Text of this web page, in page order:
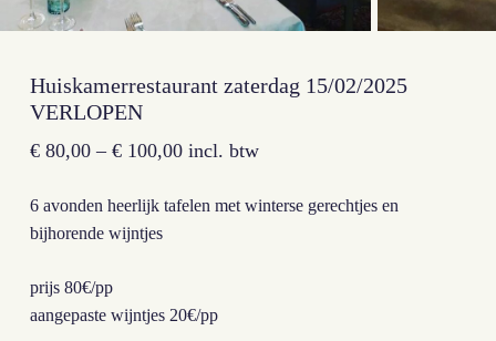
Huiskamerrestaurant zaterdag 15/02/2025
VERLOPEN
€80,00– €100,00 incl. btw
6 avonden heerlijk tafelen met winterse gerechtjes en
bijhorende wijntjes
prijs 80€/pp
aangepaste wijntjes 20€/pp